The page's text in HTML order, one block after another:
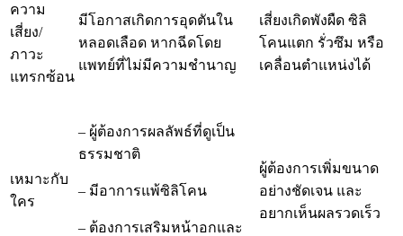
ความ
เสี่ยง/
ภาวะ
แทรกซ้อน
มีโอกาสเกิดการอุดตันใน
หลอดเลือด หากฉีดโดย
แพทย์ที่ไม่มีความชำนาญ
เสี่ยงเกิดพังผืด ซิลิ
โคนแตก รั่วซึม หรือ
เคลื่อนตำแหน่งได้
เหมาะกับ
ใคร
– ผู้ต้องการผลลัพธ์ที่ดูเป็น
ธรรมชาติ
– มีอาการแพ้ซิลิโคน
– ต้องการเสริมหน้าอกและ
ผู้ต้องการเพิ่มขนาด
อย่างชัดเจน และ
อยากเห็นผลรวดเร็ว